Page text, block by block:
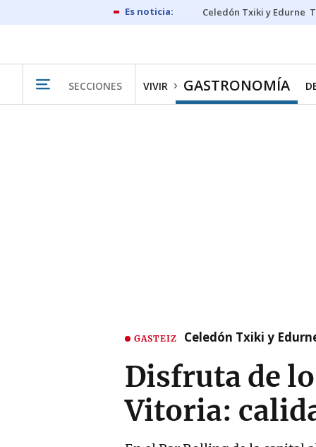
Celedón Txiki y Edurne
SECCIONES VIVIR GASTRONOMÍA
GASTEIZ Celedón Txiki y
Disfruta de
Vitoria: